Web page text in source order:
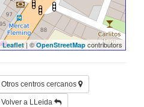
Leaflet| ©OpenStreetMap contributors
Otros centros cercanos
Volver a LLeida